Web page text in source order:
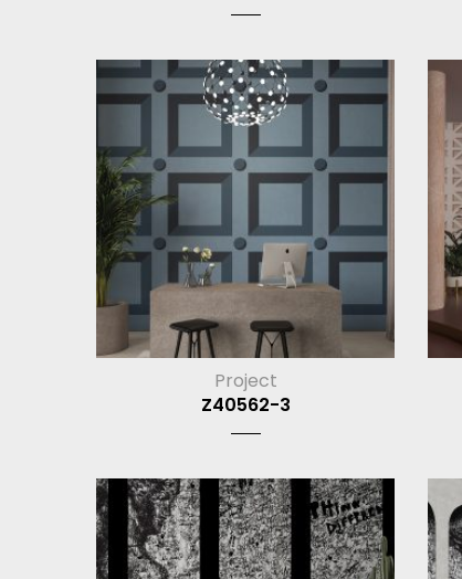
Project
Z40562-3